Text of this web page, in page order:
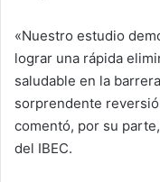
«Nuestro estudio
lograr una rápida
saludable en la
sorprendente
comentó, por su
del IBEC.